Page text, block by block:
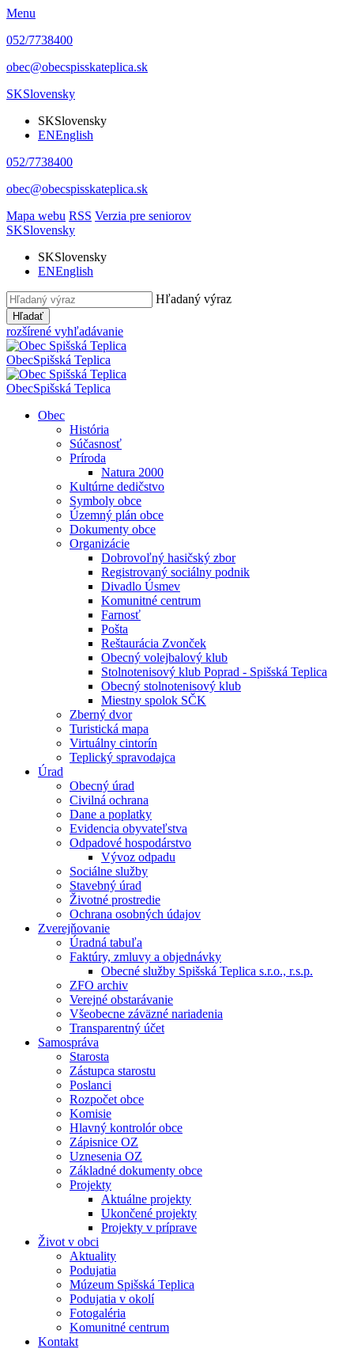
Menu
052/7738400
obec@obecspisskateplica.sk
SKSlovensky
SKSlovensky
ENEnglish
052/7738400
obec@obecspisskateplica.sk
Mapa webu RSS Verzia pre seniorov
SKSlovensky
SKSlovensky
ENEnglish
Hľadaný výraz
Hľadať
rozšírené vyhľadávanie
ObecSpišská Teplica
ObecSpišská Teplica
Obec
História
Súčasnosť
Príroda
Natura 2000
Kultúrne dedičstvo
Symboly obce
Územný plán obce
Dokumenty obce
Organizácie
Dobrovoľný hasičský zbor
Registrovaný sociálny podnik
Divadlo Úsmev
Komunitné centrum
Farnosť
Pošta
Reštaurácia Zvonček
Obecný volejbalový klub
Stolnotenisový klub Poprad - Spišská Teplica
Obecný stolnotenisový klub
Miestny spolok SČK
Zberný dvor
Turistická mapa
Virtuálny cintorín
Teplický spravodajca
Úrad
Obecný úrad
Civilná ochrana
Dane a poplatky
Evidencia obyvateľstva
Odpadové hospodárstvo
Vývoz odpadu
Sociálne služby
Stavebný úrad
Životné prostredie
Ochrana osobných údajov
Zverejňovanie
Úradná tabuľa
Faktúry, zmluvy a objednávky
Obecné služby Spišská Teplica s.r.o., r.s.p.
ZFO archiv
Verejné obstarávanie
Všeobecne záväzné nariadenia
Transparentný účet
Samospráva
Starosta
Zástupca starostu
Poslanci
Rozpočet obce
Komisie
Hlavný kontrolór obce
Zápisnice OZ
Uznesenia OZ
Základné dokumenty obce
Projekty
Aktuálne projekty
Ukončené projekty
Projekty v príprave
Život v obci
Aktuality
Podujatia
Múzeum Spišská Teplica
Podujatia v okolí
Fotogaléria
Komunitné centrum
Kontakt